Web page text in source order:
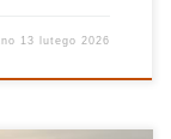
13 lutego 2026